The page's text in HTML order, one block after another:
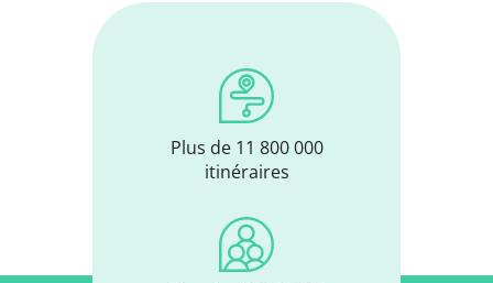
Plus de 11 800 000
itinéraires